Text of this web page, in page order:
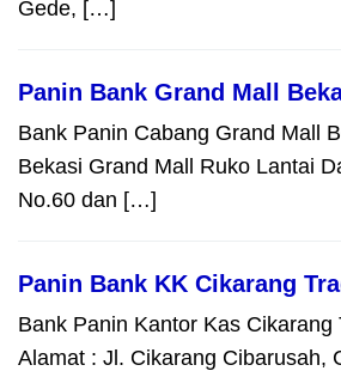
Gede, […]
Panin Bank Grand Mall
Bank Panin Cabang Grand Mall
Bekasi Grand Mall Ruko Lantai
No.60 dan […]
Panin Bank KK Cikarang
Bank Panin Kantor Kas Cikarang
Alamat : Jl. Cikarang Cibarusah,